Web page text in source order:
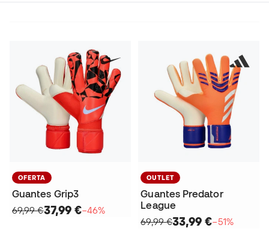
OFERTA
Guantes Grip3
69,99 €37,99 €−46%
OUTLET
Guantes Predator
League
69,99 €33,99 €−51%